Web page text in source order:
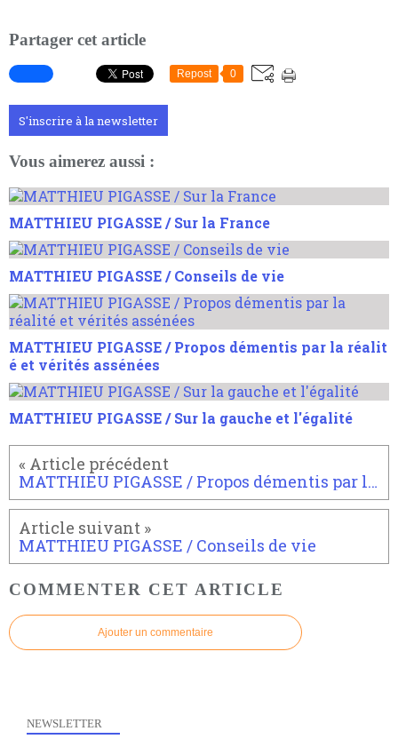
Partager cet article
Repost 0
S'inscrire à la newsletter
Vous aimerez aussi :
MATTHIEU PIGASSE / Sur la France
MATTHIEU PIGASSE / Conseils de vie
MATTHIEU PIGASSE / Propos démentis par la réalit
é et vérités assénées
MATTHIEU PIGASSE / Sur la gauche et l'égalité
MATTHIEU PIGASSE / Propos démentis par la réalité et vérités assénées
MATTHIEU PIGASSE / Conseils de vie
COMMENTER CET ARTICLE
Ajouter un commentaire
NEWSLETTER